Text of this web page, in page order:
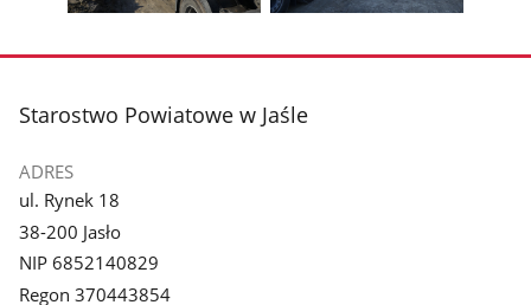
galerii.
galerii.
stopka
Starostwo Powiatowe w Jaśle
ADRES
ul. Rynek 18
38-200 Jasło
NIP 6852140829
Regon 370443854